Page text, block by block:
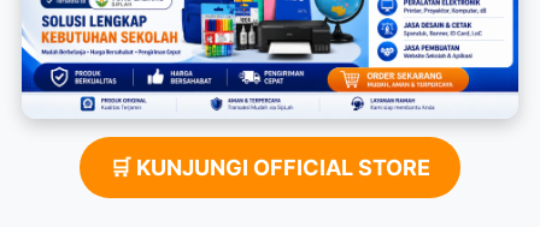
🛒 KUNJUNGI OFFICIAL STORE